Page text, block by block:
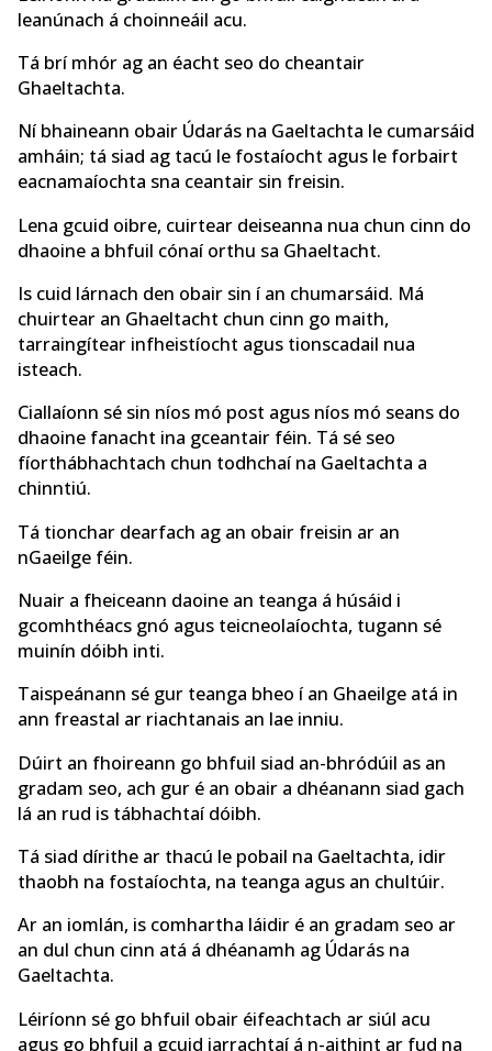
leanúnach á choinneáil acu.
Tá brí mhór ag an éacht seo do cheantair
Ghaeltachta.
Ní bhaineann obair Údarás na Gaeltachta le cumarsáid
amháin; tá siad ag tacú le fostaíocht agus le forbairt
eacnamaíochta sna ceantair sin freisin.
Lena gcuid oibre, cuirtear deiseanna nua chun cinn do
dhaoine a bhfuil cónaí orthu sa Ghaeltacht.
Is cuid lárnach den obair sin í an chumarsáid. Má
chuirtear an Ghaeltacht chun cinn go maith,
tarraingítear infheistíocht agus tionscadail nua
isteach.
Ciallaíonn sé sin níos mó post agus níos mó seans do
dhaoine fanacht ina gceantair féin. Tá sé seo
fíorthábhachtach chun todhchaí na Gaeltachta a
chinntiú.
Tá tionchar dearfach ag an obair freisin ar an
nGaeilge féin.
Nuair a fheiceann daoine an teanga á húsáid i
gcomhthéacs gnó agus teicneolaíochta, tugann sé
muinín dóibh inti.
Taispeánann sé gur teanga bheo í an Ghaeilge atá in
ann freastal ar riachtanais an lae inniu.
Dúirt an fhoireann go bhfuil siad an-bhródúil as an
gradam seo, ach gur é an obair a dhéanann siad gach
lá an rud is tábhachtaí dóibh.
Tá siad dírithe ar thacú le pobail na Gaeltachta, idir
thaobh na fostaíochta, na teanga agus an chultúir.
Ar an iomlán, is comhartha láidir é an gradam seo ar
an dul chun cinn atá á dhéanamh ag Údarás na
Gaeltachta.
Léiríonn sé go bhfuil obair éifeachtach ar siúl acu
agus go bhfuil a gcuid iarrachtaí á n-aithint ar fud na